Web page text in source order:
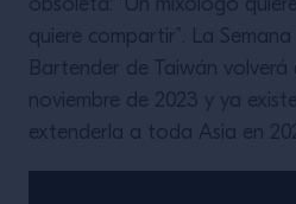
obsoleta: “Un mixólogo
quiere compartir”. La
Bartender de Taiwán
noviembre de 2023 y ya
extenderla a toda Asia en